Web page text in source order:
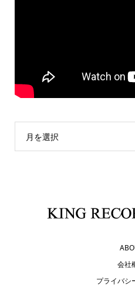
月を選択
会社
プライバシ